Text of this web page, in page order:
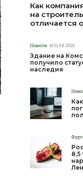
Как
на
отличается
Новости 10:31, 9.8.2026
Здание на
получило
наследия
8,5